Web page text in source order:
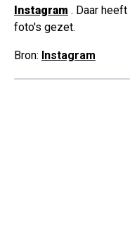
Instagram . Daar
foto's gezet.
Bron: Instagram